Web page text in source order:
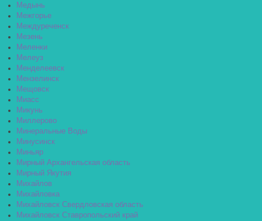
Медынь
Межгорье
Междуреченск
Мезень
Меленки
Мелеуз
Менделеевск
Мензелинск
Мещовск
Миасс
Микунь
Миллерово
Минеральные Воды
Минусинск
Миньяр
Мирный Архангельская область
Мирный Якутия
Михайлов
Михайловка
Михайловск Свердловская область
Михайловск Ставропольский край